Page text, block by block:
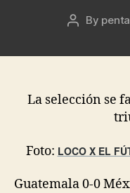
Post
By
La selección se
Foto: LOCO X EL
Guatemala 0-0